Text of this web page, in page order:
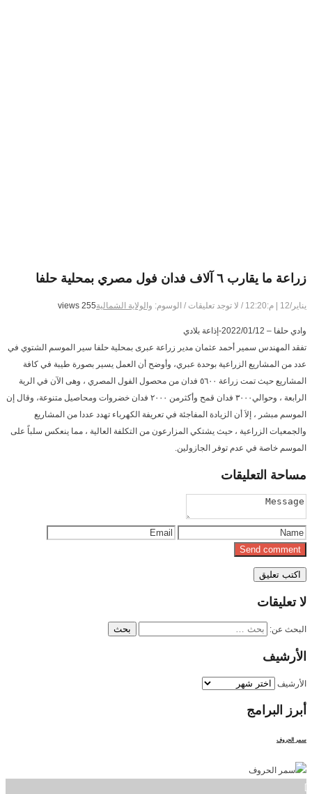
زراعة ما يقارب ٦ آلاف فدان فول مصري بمحلية حلفا
يناير/12 | م:12:20 / لا توجد تعليقات / الوسوم: والولاية الشمالية255 views
وادي حلفا – 2022/01/12-إذاعة بلادي
تفقد المهندس سمير أحمد عثمان مدير زراعة عبرى بمحلية حلفا سير الموسم الشتوي في
عدد من المشاريع الزراعية بوحدة عبري، وأوضح أن العمل يسير بصورة طيبة في كافة
المشاريع حيث تمت زراعة ٥٦٠٠ فدان من محصول الفول المصري ، وهى الآن في الرية
الرابعة ، وحوالي٣٠٠٠ فدان قمح وأكثرمن ٢٠٠٠ فدان خضروات ومحاصيل متنوعة، وقال إن
الموسم مبشر ، إلاَ أن الزيادة المفاجئة في تعريفة الكهرباء تهدد عددا من المشاريع
والجمعيات الزراعية ، حيث يشتكي المزارعون من التكلفة العالية ، مما ينعكس سلباً على
الموسم خاصة في عدم توفر الجازولين.
مساحة التعليقات
لاتعليقات
البحث عن:
الأرشيف
الأرشيف
أبرز البرامج
سمر الحروف
]